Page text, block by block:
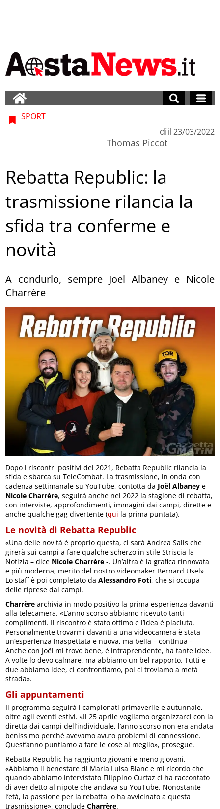
SPORT
di
Thomas Piccot
il 23/03/2022
Rebatta Republic: la
trasmissione rilancia la
sfida tra conferme e
novità
A condurlo, sempre Joel Albaney e Nicole
Charrère
Dopo i riscontri positivi del 2021, Rebatta Republic rilancia la
sfida e sbarca su TeleCombat. La trasmissione, in onda con
cadenza settimanale su YouTube, contotta da Joël Albaney e
Nicole Charrère, seguirà anche nel 2022 la stagione di rebatta,
con interviste, approfondimenti, immagini dai campi, dirette e
anche qualche gag divertente (qui la prima puntata).
Le novità di Rebatta Republic
«Una delle novità è proprio questa, ci sarà Andrea Salis che
girerà sui campi a fare qualche scherzo in stile Striscia la
Notizia – dice Nicole Charrère -. Un’altra è la grafica rinnovata
e più moderna, merito del nostro videomaker Bernard Usel».
Lo staff è poi completato daAlessandro Foti, che si occupa
delle riprese dai campi.
Charrère archivia in modo positivo la prima esperienza davanti
alla telecamera. «L’anno scorso abbiamo ricevuto tanti
complimenti. Il riscontro è stato ottimo e l’idea è piaciuta.
Personalmente trovarmi davanti a una videocamera è stata
un’esperienza inaspettata e nuova, ma bella – continua -.
Anche con Joël mi trovo bene, è intraprendente, ha tante idee.
A volte lo devo calmare, ma abbiamo un bel rapporto. Tutti e
due abbiamo idee, ci confrontiamo, poi ci troviamo a metà
strada».
Gli appuntamenti
Il programma seguirà i campionati primaverile e autunnale,
oltre agli eventi estivi. «Il 25 aprile vogliamo organizzarci con la
diretta dai campi dell’individuale, l’anno scorso non era andata
benissimo perché avevamo avuto problemi di connessione.
Quest’anno puntiamo a fare le cose al meglio», prosegue.
Rebatta Republic ha raggiunto giovani e meno giovani.
«Abbiamo il benestare di Maria Luisa Blanc e mi ricordo che
quando abbiamo intervistato Filippino Curtaz ci ha raccontato
di aver detto al nipote che andava su YouTube. Nonostante
l’età, la passione per la rebatta lo ha avvicinato a questa
trasmissione», concludeCharrère.